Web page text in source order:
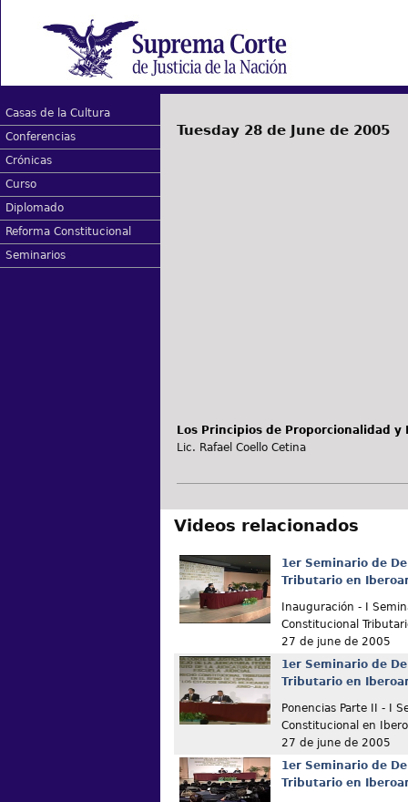
Casas de la Cultura
Conferencias
Crónicas
Curso
Diplomado
Reforma Constitucional
Seminarios
Tuesday 28 de June de 2005
Los Principios de Proporcionalidad y
Lic. Rafael Coello Cetina
Videos relacionados
1er Seminario de
Tributario en
Inauguración - I
Constitucional
27 de june de 2005
1er Seminario de
Tributario en
Ponencias Parte II - I
Constitucional en
27 de june de 2005
1er Seminario de
Tributario en